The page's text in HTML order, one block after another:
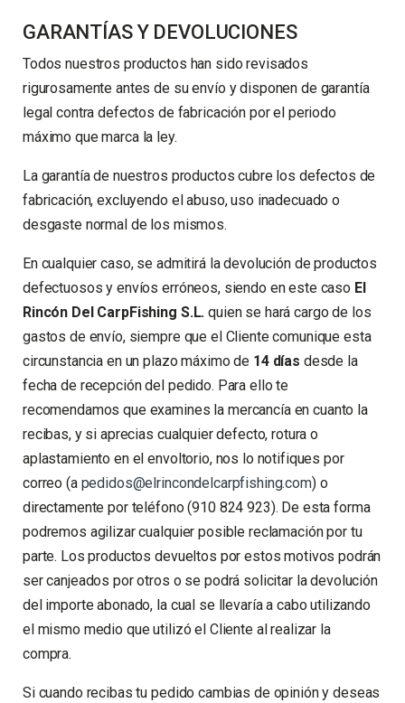
GARANTÍAS Y DEVOLUCIONES
Todos nuestros productos han sido revisados
rigurosamente antes de su envío y disponen de garantía
legal contra defectos de fabricación por el periodo
máximo que marca la ley.
La garantía de nuestros productos cubre los defectos de
fabricación, excluyendo el abuso, uso inadecuado o
desgaste normal de los mismos.
En cualquier caso, se admitirá la devolución deproductos
defectuosos y envíos erróneos, siendo en este caso El
Rincón Del CarpFishing S.L. quien se hará cargo de los
gastos de envío, siempre que el Cliente comunique esta
circunstanciaen un plazo máximo de 14 días desde la
fecha de recepción del pedido. Para ello te
recomendamos que examines la mercancía en cuanto la
recibas, y si aprecias cualquier defecto, rotura o
aplastamiento en el envoltorio, nos lo notifiques por
correo (a pedidos@elrincondelcarpfishing.com) o
directamente por teléfono (910 824 923). De esta forma
podremos agilizar cualquier posible reclamación por tu
parte. Los productos devueltos por estos motivos podrán
ser canjeados por otros o se podrá solicitar la devolución
del importe abonado, la cual se llevaría a cabo utilizando
el mismo medio que utilizó el Cliente al realizar la
compra.
Si cuando recibas tu pedidocambias de opinión y deseas